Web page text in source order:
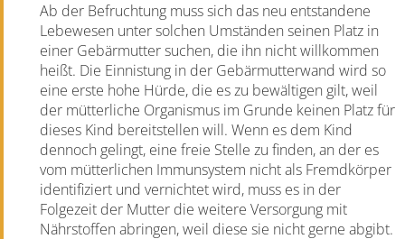
Ab der Befruchtung muss sich das neu entstandene
Lebewesen unter solchen Umständen seinen Platz in
einer Gebärmutter suchen, die ihn nicht willkommen
heißt. Die Einnistung in der Gebärmutterwand wird so
eine erste hohe Hürde, die es zu bewältigen gilt, weil
der mütterliche Organismus im Grunde keinen Platz für
dieses Kind bereitstellen will. Wenn es dem Kind
dennoch gelingt, eine freie Stelle zu finden, an der es
vom mütterlichen Immunsystem nicht als Fremdkörper
identifiziert und vernichtet wird, muss es in der
Folgezeit der Mutter die weitere Versorgung mit
Nährstoffen abringen, weil diese sie nicht gerne abgibt.